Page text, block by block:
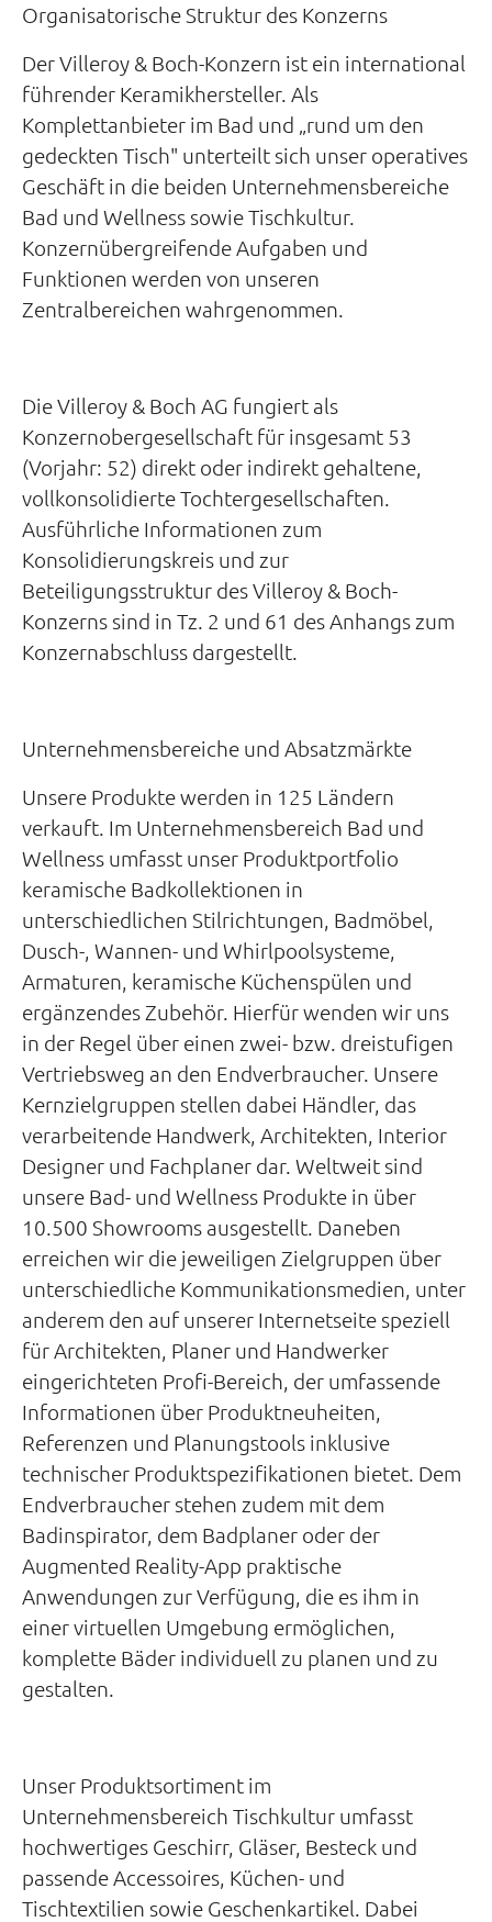
Organisatorische Struktur des Konzerns
Der Villeroy & Boch-Konzern ist ein international
führender Keramikhersteller. Als
Komplettanbieter im Bad und „rund um den
gedeckten Tisch" unterteilt sich unser operatives
Geschäft in die beiden Unternehmensbereiche
Bad und Wellness sowie Tischkultur.
Konzernübergreifende Aufgaben und
Funktionen werden von unseren
Zentralbereichen wahrgenommen.
Die Villeroy & Boch AG fungiert als
Konzernobergesellschaft für insgesamt 53
(Vorjahr: 52) direkt oder indirekt gehaltene,
vollkonsolidierte Tochtergesellschaften.
Ausführliche Informationen zum
Konsolidierungskreis und zur
Beteiligungsstruktur des Villeroy & Boch-
Konzerns sind in Tz. 2 und 61 des Anhangs zum
Konzernabschluss dargestellt.
Unternehmensbereiche und Absatzmärkte
Unsere Produkte werden in 125 Ländern
verkauft. Im Unternehmensbereich Bad und
Wellness umfasst unser Produktportfolio
keramische Badkollektionen in
unterschiedlichen Stilrichtungen, Badmöbel,
Dusch-, Wannen- und Whirlpoolsysteme,
Armaturen, keramische Küchenspülen und
ergänzendes Zubehör. Hierfür wenden wir uns
in der Regel über einen zwei- bzw. dreistufigen
Vertriebsweg an den Endverbraucher. Unsere
Kernzielgruppen stellen dabei Händler, das
verarbeitende Handwerk, Architekten, Interior
Designer und Fachplaner dar. Weltweit sind
unsere Bad- und Wellness Produkte in über
10.500 Showrooms ausgestellt. Daneben
erreichen wir die jeweiligen Zielgruppen über
unterschiedliche Kommunikationsmedien, unter
anderem den auf unserer Internetseite speziell
für Architekten, Planer und Handwerker
eingerichteten Profi-Bereich, der umfassende
Informationen über Produktneuheiten,
Referenzen und Planungstools inklusive
technischer Produktspezifikationen bietet. Dem
Endverbraucher stehen zudem mit dem
Badinspirator, dem Badplaner oder der
Augmented Reality-App praktische
Anwendungen zur Verfügung, die es ihm in
einer virtuellen Umgebung ermöglichen,
komplette Bäder individuell zu planen und zu
gestalten.
Unser Produktsortiment im
Unternehmensbereich Tischkultur umfasst
hochwertiges Geschirr, Gläser, Besteck und
passende Accessoires, Küchen- und
Tischtextilien sowie Geschenkartikel. Dabei